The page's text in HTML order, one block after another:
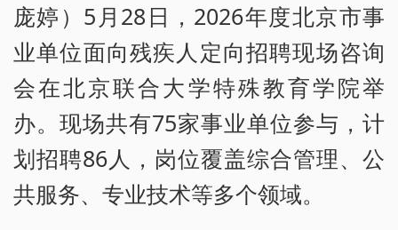
庞婷）5月28日，2026年度北京市事
业单位面向残疾人定向招聘现场咨询
会在北京联合大学特殊教育学院举
办。现场共有75家事业单位参与，计
划招聘86人，岗位覆盖综合管理、公
共服务、专业技术等多个领域。